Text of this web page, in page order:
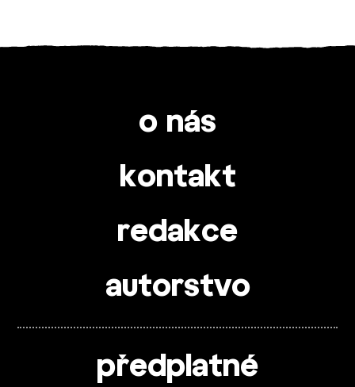
o nás
kontakt
redakce
autorstvo
předplatné